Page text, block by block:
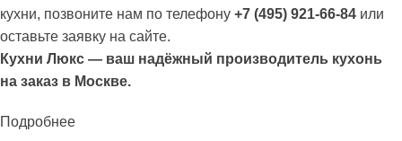
кухни, позвоните нам по телефону +7 (495) 921-66-84 или
оставьте заявку на сайте.
Кухни Люкс — ваш надёжный производитель кухонь
на заказ в Москве.
Подробнее